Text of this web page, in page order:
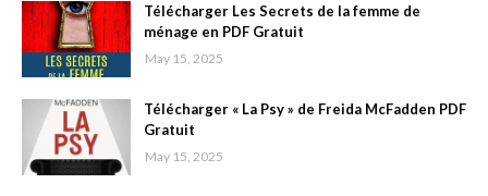
Télécharger Les Secrets de la femme de
ménage en PDF Gratuit
May 15, 2025
Télécharger « La Psy » de Freida McFadden PDF
Gratuit
May 15, 2025